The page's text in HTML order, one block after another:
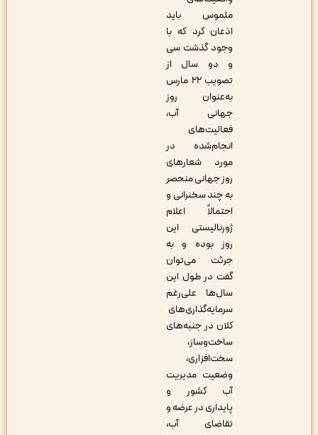
ملموس باید
اذعان کرد که با
وجود گذشت سی
و دو سال از
تصویب ۲۲ مارس
به‌عنوان روز
جهانی آب،
فعالیت‌های
انجام‌شده در
مورد شعارهای
روز جهانی منحصر
به چند سخنرانی و
احتمالاً اعلام
ژورنالیستی این
روز بوده و به
جرئت می‌توان
گفت در طول این
سال‌ها علی‌رغم
سرمایه‌گذاری‌های
کلان در جنبه‌های
ساخت‌وساز،
سخت‌افزاری،
وضعیت مدیریت
آب کشور و
پایداری در عرضه و
تقاضای آب،